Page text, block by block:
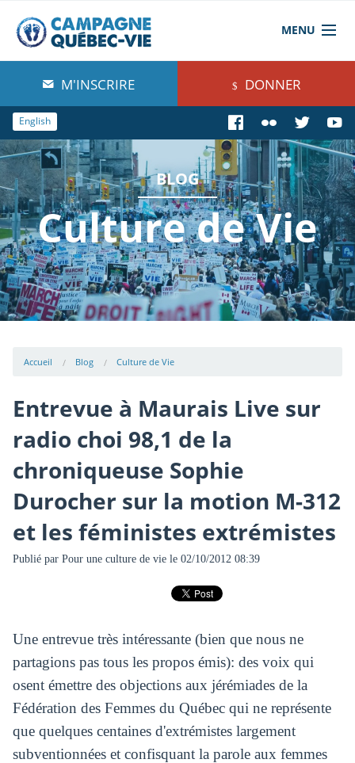
MENU
À propos de nous
Blog
Comprendre
Agir
Boutique
M'INSCRIRE DONNER
English
BLOG
Culture de Vie
Accueil Blog Culture de Vie
Entrevue à Maurais Live sur
radio choi 98,1 de la
chroniqueuse Sophie
Durocher sur la motion M-312
et les féministes extrémistes
Publié par Pour une culture de viele 02/10/2012 08:39
Une entrevue très intéressante (bien que nous ne
partagions pas tous les propos émis): des voix qui
osent émettre des objections aux jérémiades de la
Fédération des Femmes du Québec qui ne représente
que quelques centaines d'extrémistes largement
subventionnées et confisquant la parole aux femmes